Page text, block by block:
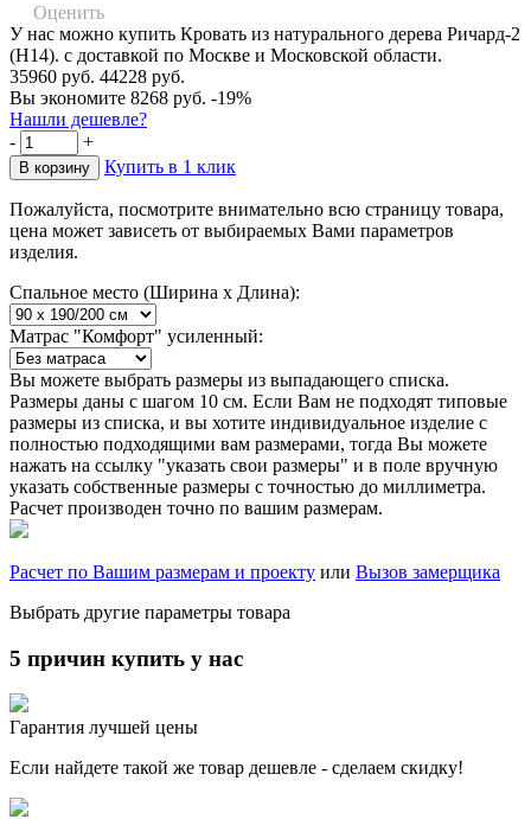
Оценить
У нас можно купить Кровать из натурального дерева Ричард-2
(Н14). с доставкой по Москве и Московской области.
35960 руб. 44228 руб.
Вы экономите 8268 руб. -19%
Нашли дешевле?
-
+
Купить в 1 клик
Пожалуйста, посмотрите внимательно всю страницу товара,
цена может зависеть от выбираемых Вами параметров
изделия.
Спальное место (Ширина х Длина):
Матрас "Комфорт" усиленный:
Вы можете выбрать размеры из выпадающего списка.
Размеры даны с шагом 10 см. Если Вам не подходят типовые
размеры из списка, и вы хотите индивидуальное изделие с
полностью подходящими вам размерами, тогда Вы можете
нажать на ссылку "указать свои размеры" и в поле вручную
указать собственные размеры с точностью до миллиметра.
Расчет производен точно по вашим размерам.
Расчет по Вашим размерам и проекту или Вызов замерщика
Выбрать другие параметры товара
5 причин купить у нас
Гарантия лучшей цены
Если найдете такой же товар дешевле - сделаем скидку!